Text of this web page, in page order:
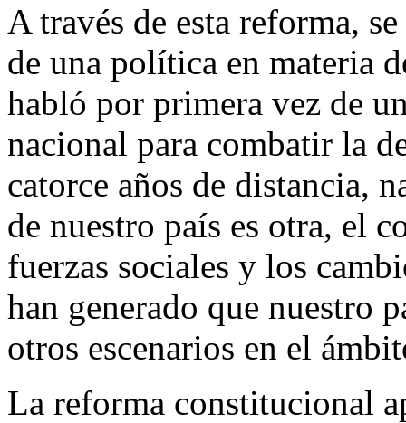
A través de esta reforma,
de una política en materia
habló por primera vez de
nacional para combatir la
catorce años de distancia,
de nuestro país es otra, el
fuerzas sociales y los
han generado que nuestro
otros escenarios en el
La reforma constitucional